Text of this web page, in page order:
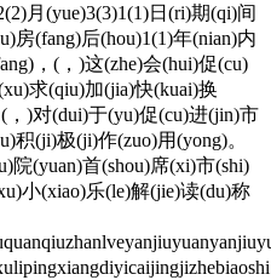
月(yue)3(3)1(1)日(ri)期(qi)间
房(fang)后(hou)1(1)年(nian)内
，(，)这(zhe)会(hui)促(cu)
求(qiu)加(jia)快(kuai)换
，)对(dui)于(yu)促(cu)进(jin)市
积(ji)极(ji)作(zuo)用(yong)。
院(yuan)首(shou)席(xi)市(shi)
小(xiao)乐(le)解(jie)读(du)称